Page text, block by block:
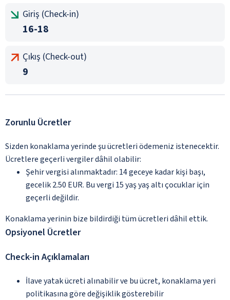
Giriş (Check-in)
16-18
Çıkış (Check-out)
9
Zorunlu Ücretler
Sizden konaklama yerinde şu ücretleri ödemeniz istenecektir.
Ücretlere geçerli vergiler dâhil olabilir:
Şehir vergisi alınmaktadır: 14 geceye kadar kişi başı,
gecelik 2.50 EUR. Bu vergi 15 yaş yaş altı çocuklar için
geçerli değildir.
Konaklama yerinin bize bildirdiği tüm ücretleri dâhil ettik.
Opsiyonel Ücretler
Check-in Açıklamaları
İlave yatak ücreti alınabilir ve bu ücret, konaklama yeri
politikasına göre değişiklik gösterebilir